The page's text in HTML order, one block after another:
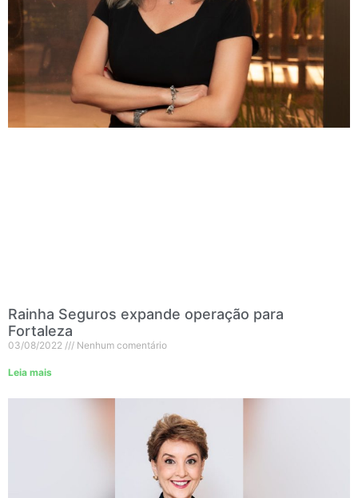
Rainha Seguros expande operação para
Fortaleza
03/08/2022 Nenhum comentário
Leia mais